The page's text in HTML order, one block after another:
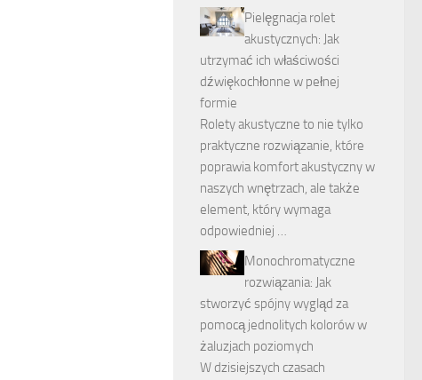
Pielęgnacja rolet
akustycznych: Jak
utrzymać ich właściwości
dźwiękochłonne w pełnej
formie
Rolety akustyczne to nie tylko
praktyczne rozwiązanie, które
poprawia komfort akustyczny w
naszych wnętrzach, ale także
element, który wymaga
odpowiedniej …
Monochromatyczne
rozwiązania: Jak
stworzyć spójny wygląd za
pomocą jednolitych kolorów w
żaluzjach poziomych
W dzisiejszych czasach